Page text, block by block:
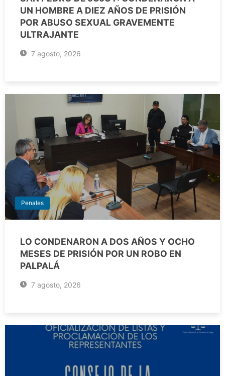
UN HOMBRE A DIEZ AÑOS DE PRISIÓN
POR ABUSO SEXUAL GRAVEMENTE
ULTRAJANTE
7 agosto, 2026
Penales
LO CONDENARON A DOS AÑOS Y OCHO
MESES DE PRISIÓN POR UN ROBO EN
PALPALÁ
7 agosto, 2026